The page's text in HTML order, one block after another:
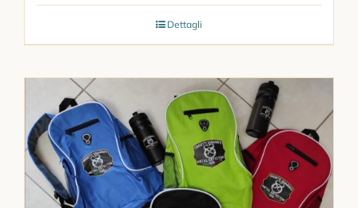
Dettagli